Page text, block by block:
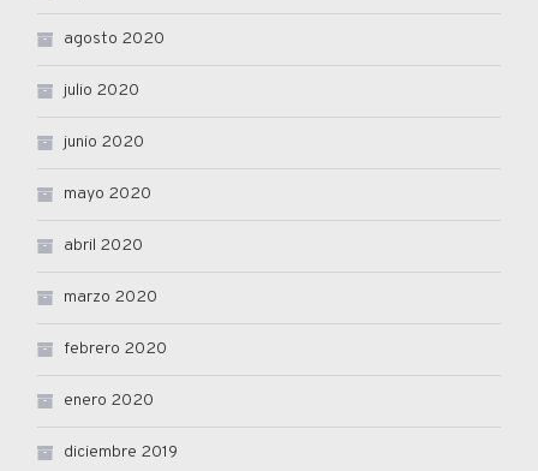
agosto 2020
julio 2020
junio 2020
mayo 2020
abril 2020
marzo 2020
febrero 2020
enero 2020
diciembre 2019